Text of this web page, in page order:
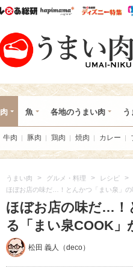
ウレぴあ総研ハピママ*
肉 魚 各地のうまい肉 う
牛肉 豚肉 鶏肉 焼肉 カレー
うまい肉 > グルメ・料理 > レシピ >
ほぼお店の味だ…！とんかつ「まい泉」
ほぼお店の味だ…！
る「まい泉COOK」
松田 義人（deco）